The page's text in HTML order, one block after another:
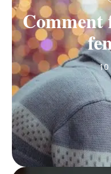
Comment
10